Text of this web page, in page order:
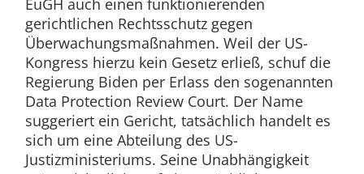
EuGH auch einen funktionierenden
gerichtlichen Rechtsschutz gegen
Überwachungsmaßnahmen. Weil der US-
Kongress hierzu kein Gesetz erließ, schuf die
Regierung Biden per Erlass den sogenannten
Data Protection Review Court. Der Name
suggeriert ein Gericht, tatsächlich handelt es
sich um eine Abteilung des US-
Justizministeriums. Seine Unabhängigkeit